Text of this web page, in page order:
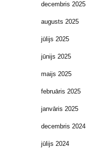
decembris 2025
augusts 2025
jūlijs 2025
jūnijs 2025
maijs 2025
februāris 2025
janvāris 2025
decembris 2024
jūlijs 2024